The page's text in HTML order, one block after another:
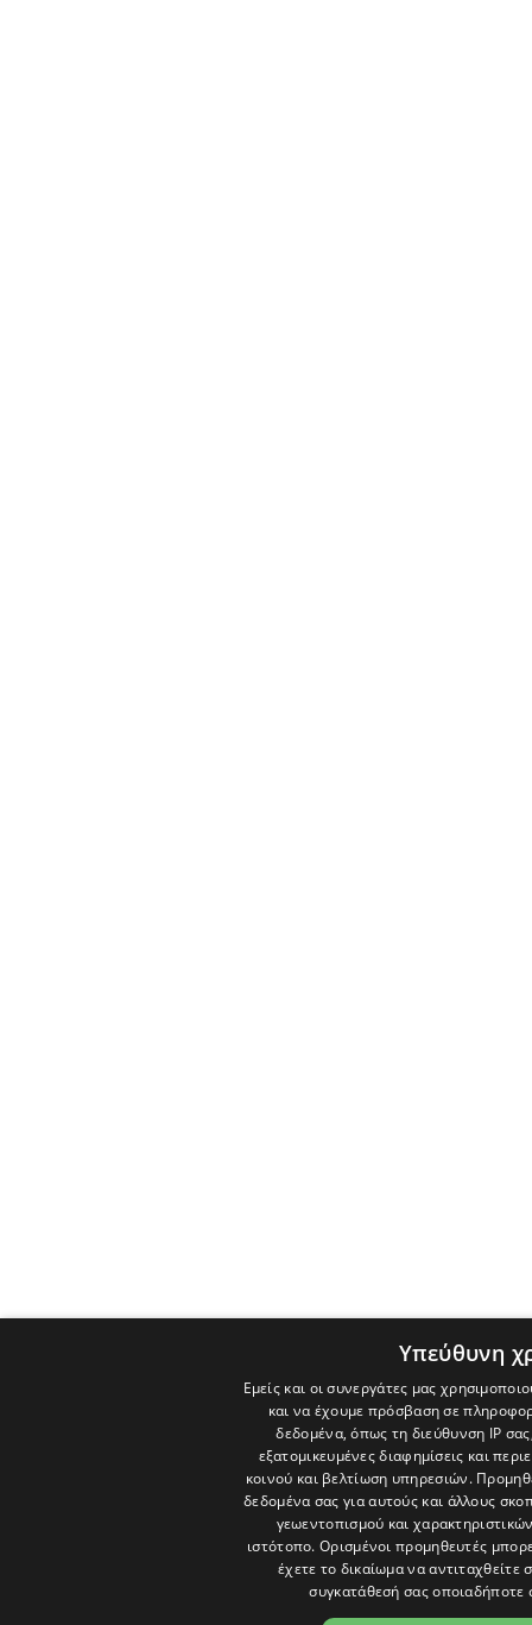
Υπεύθυνη
Εμείς και οι συνεργάτες μας
και να έχουμε πρόσβαση σε
δεδομένα, όπως τη διεύθυνση IP
εξατομικευμένες διαφημίσεις και
κοινού και βελτίωση υπηρεσιών.
δεδομένα σας για αυτούς και άλλους
γεωεντοπισμού και
ιστότοπο. Ορισμένοι προμηθευτές
έχετε το δικαίωμα να αντιταχθείτε
συγκατάθεσή σας οποιαδήποτε